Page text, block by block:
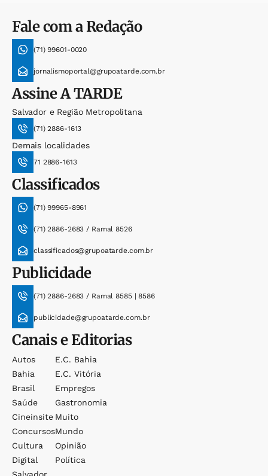
Fale com a Redação
(71) 99601-0020
jornalismoportal@grupoatarde.com.br
AssineA TARDE
Salvador e Região Metropolitana
(71) 2886-1613
Demais localidades
71 2886-1613
Classificados
(71) 99965-8961
(71) 2886-2683 / Ramal 8526
classificados@grupoatarde.com.br
Publicidade
(71) 2886-2683 / Ramal 8585 | 8586
publicidade@grupoatarde.com.br
Canais e Editorias
Autos
Bahia
Brasil
Saúde
Cineinsite
Concursos
Cultura
Digital
E.c. Bahia
E.c. Vitória
Empregos
Gastronomia
Muito
Mundo
Opinião
Política